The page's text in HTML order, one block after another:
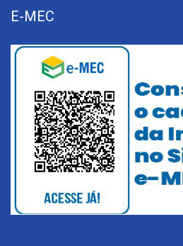
E-MEC